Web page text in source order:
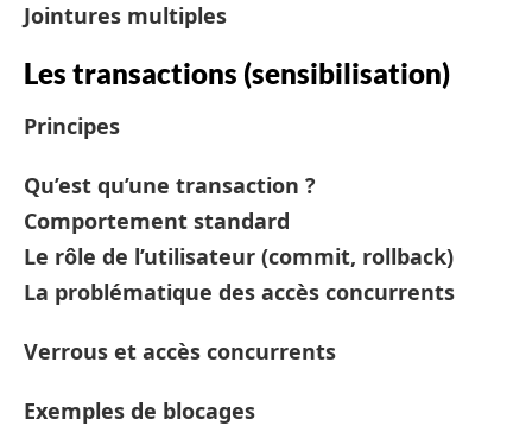
Jointures multiples
Les transactions (sensibilisation)
Principes
Qu’est qu’une transaction ?
Comportement standard
Le rôle de l’utilisateur (commit, rollback)
La problématique des accès concurrents
Verrous et accès concurrents
Exemples de blocages